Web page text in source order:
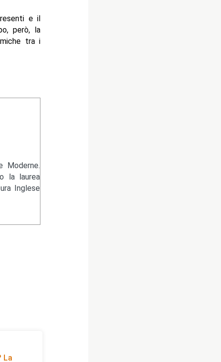
e il
però, la
tra i
Moderne.
la laurea
Inglese
La